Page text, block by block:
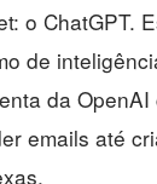
o ChatGPT.
de
da OpenAI
emails até